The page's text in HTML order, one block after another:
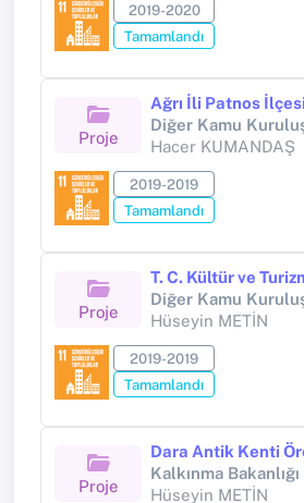
2019-2020
Tamamlandı
Proje
Hacer KUMANDAŞ
2019-2019
Tamamlandı
Proje
Hüseyin METİN
2019-2019
Tamamlandı
Proje
Hüseyin METİN